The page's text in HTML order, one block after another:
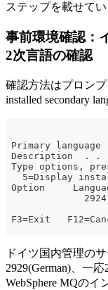
ステップを載せてい
事前環境確認：
2次言語の確認
確認方法はプロン
installed secondary
Primary
Description  .
Type options,
5=Display
Option
F3=Exit
ドイツ国内管理の
2929(German)、一
WebSphere MQの